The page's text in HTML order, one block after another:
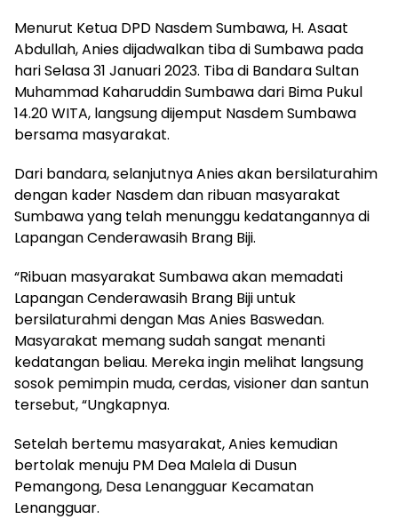
Menurut Ketua DPD Nasdem Sumbawa, H. Asaat
Abdullah, Anies dijadwalkan tiba di Sumbawa pada
hari Selasa 31 Januari 2023. Tiba di Bandara Sultan
Muhammad Kaharuddin Sumbawa dari Bima Pukul
14.20 WITA, langsung dijemput Nasdem Sumbawa
bersama masyarakat.
Dari bandara, selanjutnya Anies akan bersilaturahim
dengan kader Nasdem dan ribuan masyarakat
Sumbawa yang telah menunggu kedatangannya di
Lapangan Cenderawasih Brang Biji.
“Ribuan masyarakat Sumbawa akan memadati
Lapangan Cenderawasih Brang Biji untuk
bersilaturahmi dengan Mas Anies Baswedan.
Masyarakat memang sudah sangat menanti
kedatangan beliau. Mereka ingin melihat langsung
sosok pemimpin muda, cerdas, visioner dan santun
tersebut, “Ungkapnya.
Setelah bertemu masyarakat, Anies kemudian
bertolak menuju PM Dea Malela di Dusun
Pemangong, Desa Lenangguar Kecamatan
Lenangguar.